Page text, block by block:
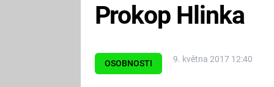
OSOBNOSTI 9. května 2017 12:40
Prokop Hlinka